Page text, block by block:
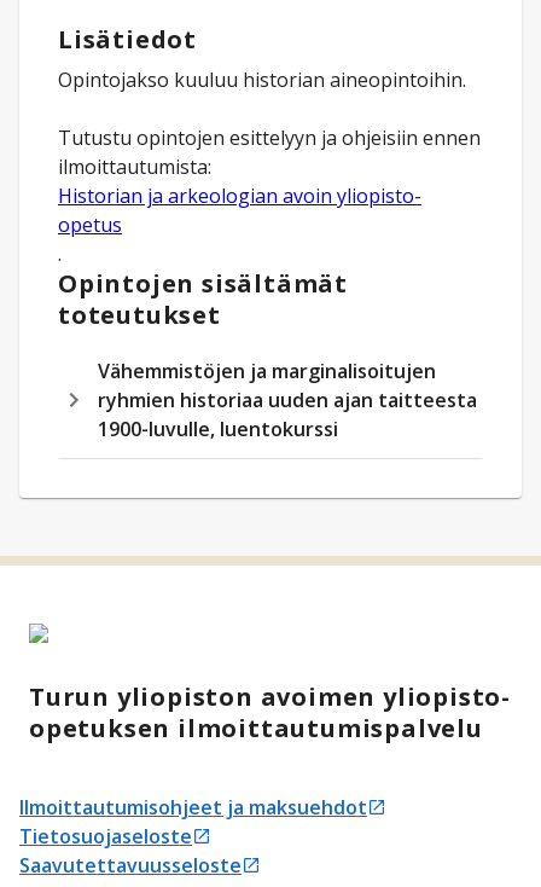
Lisätiedot
Opintojakso kuuluu historian aineopintoihin.
Tutustu opintojen esittelyyn ja ohjeisiin ennen
ilmoittautumista:
Historian ja arkeologian avoin yliopisto-
opetus
.
Opintojen sisältämät
toteutukset
Vähemmistöjen ja marginalisoitujen
ryhmien historiaa uuden ajan taitteesta
1900-luvulle, luentokurssi
Turun yliopiston avoimen yliopisto-
opetuksen ilmoittautumispalvelu
Ilmoittautumisohjeet ja maksuehdot
Avautuu uudessa välilehdessä
Tietosuojaseloste
Avautuu uudessa välilehdessä
Saavutettavuusseloste
Avautuu uudessa välilehdessä